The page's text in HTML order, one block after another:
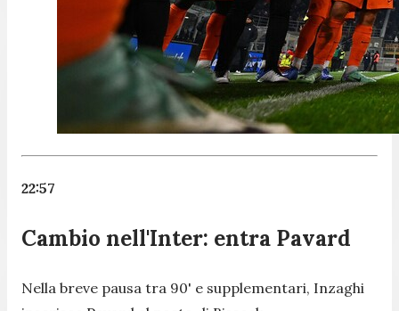
22:57
Cambio nell'Inter: entra Pavard
Nella breve pausa tra 90' e supplementari, Inzaghi